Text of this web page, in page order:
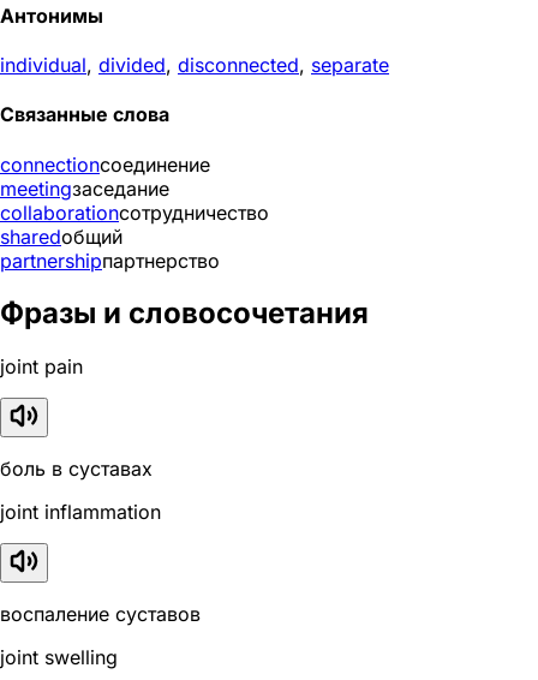
Антонимы
individual, divided, disconnected, separate
Связанные слова
connectionсоединение
meetingзаседание
collaborationсотрудничество
sharedобщий
partnershipпартнерство
Фразы и словосочетания
joint pain
боль в суставах
joint inflammation
воспаление суставов
joint swelling